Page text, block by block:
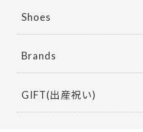
Shoes
Brands
GIFT(出産祝い)